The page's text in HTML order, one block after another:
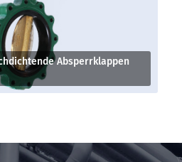
Absperrklappen